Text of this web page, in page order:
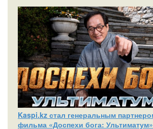
Kaspi.kz стал генеральным
фильма «Доспехи бога: